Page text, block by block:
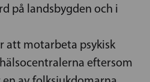
på landsbygden och i
att motarbeta psykisk
eftersom